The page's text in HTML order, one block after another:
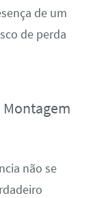
de um
de perda
Montagem
não se